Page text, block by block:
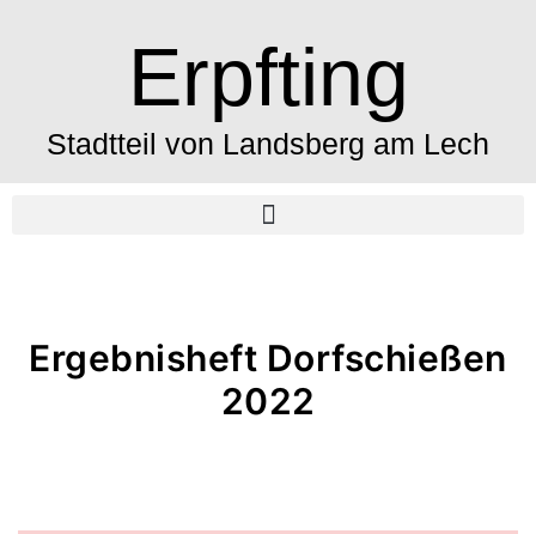
Erpfting
Stadtteil von Landsberg am Lech
Ergebnisheft Dorfschießen
2022